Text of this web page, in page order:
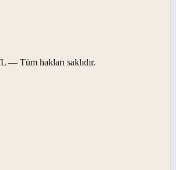
— Tüm hakları saklıdır.